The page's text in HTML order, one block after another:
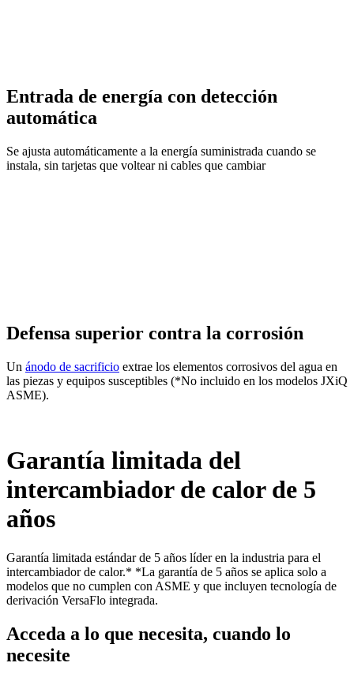
Entrada de energía con detección
automática
Se ajusta automáticamente a la energía suministrada cuando se
instala, sin tarjetas que voltear ni cables que cambiar
Defensa superior contra la corrosión
Un ánodo de sacrificio extrae los elementos corrosivos del agua en
las piezas y equipos susceptibles (*No incluido en los modelos JXiQ
ASME).
Garantía limitada del
intercambiador de calor de 5
años
Garantía limitada estándar de 5 años líder en la industria para el
intercambiador de calor.* *La garantía de 5 años se aplica solo a
modelos que no cumplen con ASME y que incluyen tecnología de
derivación VersaFlo integrada.
Acceda a lo que necesita, cuando lo
necesite